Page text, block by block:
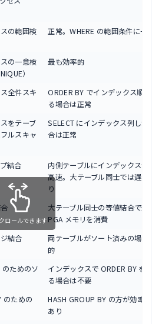
の範囲検
正常。WHERE の範囲条件に一
の一意検
）
最も効率的
全件スキ
ORDER BY でインデックス順
る場合は正常
をテーブ
ルスキャ
SELECT にインデックス列しか
合は正常
結合
内側テーブルにインデックスが
高速。大テーブル同士では遅い
り
大テーブル同士の等値結合で効
PGA メモリを消費
結合
両テーブルがソート済みの場合
的
のためのソ
インデックスで ORDER BY を
る場合は不要
のための
HASH GROUP BY の方が効率
あり
ロールできます